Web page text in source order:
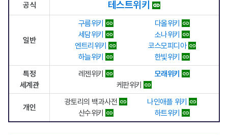
공식
테스트위키
일반
구름위키
다올위키
세담위키
소나위키
엔트리위키
코스모피디아
하늘위키
한빛위키
특정
세계관
레젠위키
모래위키
케판위키
개인
광토리의 백과사전
나인애플 위키
산수위키
하트위키